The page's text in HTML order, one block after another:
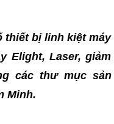
thiết bị linh kiệt máy
Elight, Laser, giảm
các thư mục sản
Minh.